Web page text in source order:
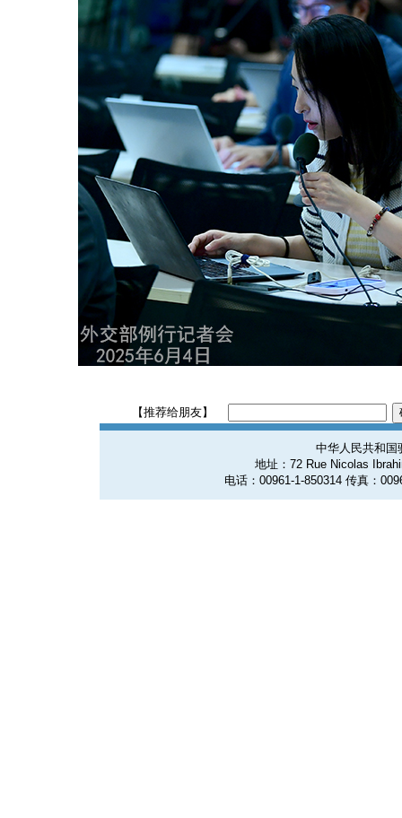
【推荐给朋友】
中华人民共和国
地址：72 Rue Nicolas
电话：00961-1-850314 传真：